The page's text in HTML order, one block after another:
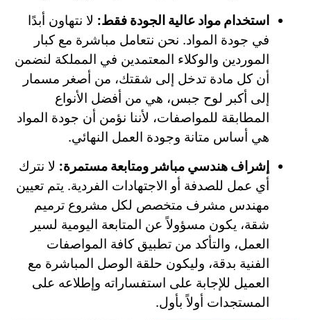
استخدام مواد عالية الجودة فقط: لا نتهاون أبدًا
في جودة المواد. نحن نتعامل مباشرة مع كبار
الموردين والوكلاء المعتمدين في المملكة لنضمن
أن كل مادة تدخل إلى شقتك، من أصغر مسمار
إلى أكبر لوح جبس، هي من أفضل الأنواع
المطابقة للمواصفات، لأننا نؤمن أن جودة المواد
هي أساس متانة وجودة العمل النهائي.
إشراف هندسي مباشر ومتابعة مستمرة: لا نترك
أي عمل للصدفة أو الاجتهادات الفردية. يتم تعيين
مهندس مشرف متخصص لكل مشروع ترميم
شقة، يكون مسؤولاً عن المتابعة اليومية لسير
العمل، والتأكد من تطبيق كافة المواصفات
الفنية بدقة، وليكون حلقة الوصل المباشرة مع
العميل للإجابة على استفساراته وإطلاعه على
المستجدات أولاً بأول.